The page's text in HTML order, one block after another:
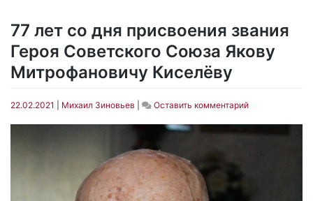
77 лет со дня присвоения звания
Героя Советского Союза Якову
Митрофановичу Киселёву
22.02.2021 Михаил Зиновьев Оставить комментарийon